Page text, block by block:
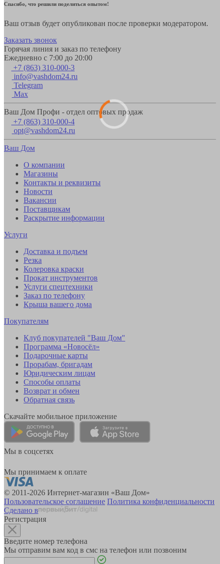
Спасибо, что решили поделиться опытом!
Ваш отзыв будет опубликован после проверки модератором.
Заказать звонок
Горячая линия и заказ по телефону
Ежедневно с 7:00 до 20:00
+7 (863) 310-000-3
info@vashdom24.ru
Telegram
Max
Ваш Дом Профи - отдел оптовых продаж
+7 (863) 310-000-4
opt@vashdom24.ru
Ваш Дом
О компании
Магазины
Контакты и реквизиты
Новости
Вакансии
Поставщикам
Раскрытие информации
Услуги
Доставка и подъем
Резка
Колеровка краски
Прокат инструментов
Услуги спецтехники
Заказ по телефону
Крыша вашего дома
Покупателям
Клуб покупателей "Ваш Дом"
Программа «Новосёл»
Подарочные карты
Прорабам, бригадам
Юридическим лицам
Способы оплаты
Возврат и обмен
Обратная связь
Скачайте мобильное приложение
Мы в соцсетях
Мы принимаем к оплате
© 2011-2026 Интернет-магазин «Ваш Дом»
Пользовательское соглашение Политика конфиденциальности
Сделано в
Регистрация
Введите номер телефона
Мы отправим вам код в смс на телефон или позвоним